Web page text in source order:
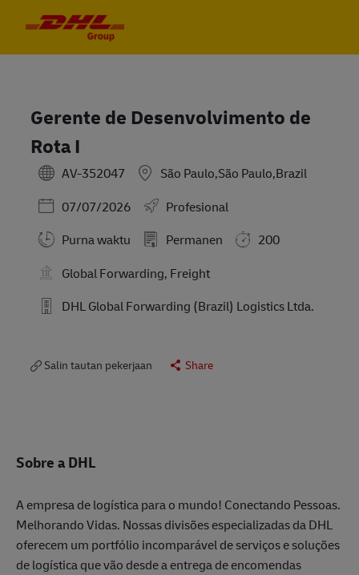
Gerente de Desenvolvimento de
Rota I
AV-352047
São Paulo,São Paulo,Brazil
Posted Date
07/07/2026
Profesional
Purna waktu
Permanen
200
Global Forwarding, Freight
DHL Global Forwarding (Brazil) Logistics Ltda.
Salin tautan pekerjaan Share
Sobre a DHL
A empresa de logística para o mundo! Conectando Pessoas.
Melhorando Vidas. Nossas divisões especializadas da DHL
oferecem um portfólio incomparável de serviços e soluções
de logística que vão desde a entrega de encomendas